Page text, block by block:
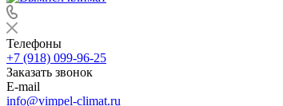
Телефоны
+7 (918) 099-96-25
Заказать звонок
E-mail
info@vimpel-climat.ru